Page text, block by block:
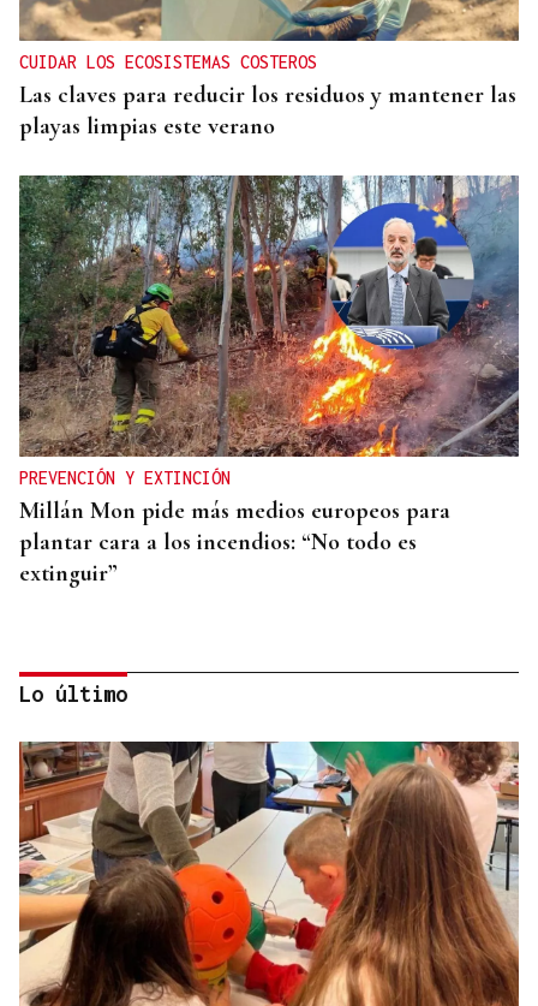
CUIDAR LOS ECOSISTEMAS COSTEROS
Las claves para reducir los residuos y mantener las
playas limpias este verano
PREVENCIÓN Y EXTINCIÓN
Millán Mon pide más medios europeos para
plantar cara a los incendios: “No todo es
extinguir”
BATERÍA DE MEDIDAS
Estas son las medidas acordadas por la Xunta,
CEG y UGT para reducir las bajas laborales
Lo último